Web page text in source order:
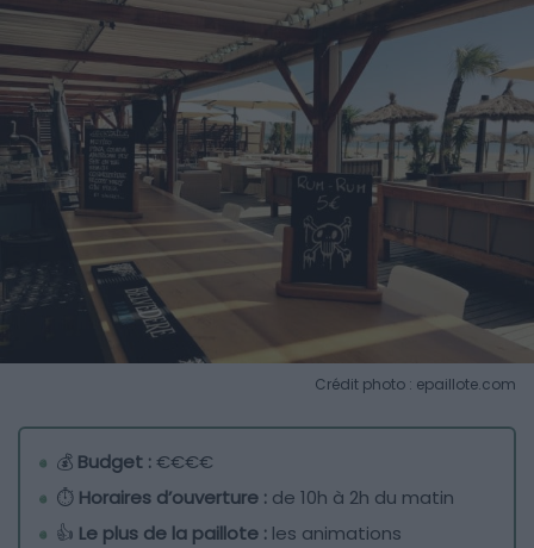
Crédit photo : epaillote.com
💰 Budget :€€€€
⏱️ Horaires d’ouverture : de 10h à 2h du matin
👍 Le plus de la paillote : les animations